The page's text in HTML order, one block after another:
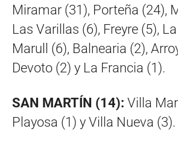
Miramar (31), Porteña (24),
Las Varillas (6), Freyre (5),
Marull (6), Balnearia (2),
Devoto (2) y La Francia (1).
SAN MARTÍN (14): Villa
Playosa (1) y Villa Nueva (3).